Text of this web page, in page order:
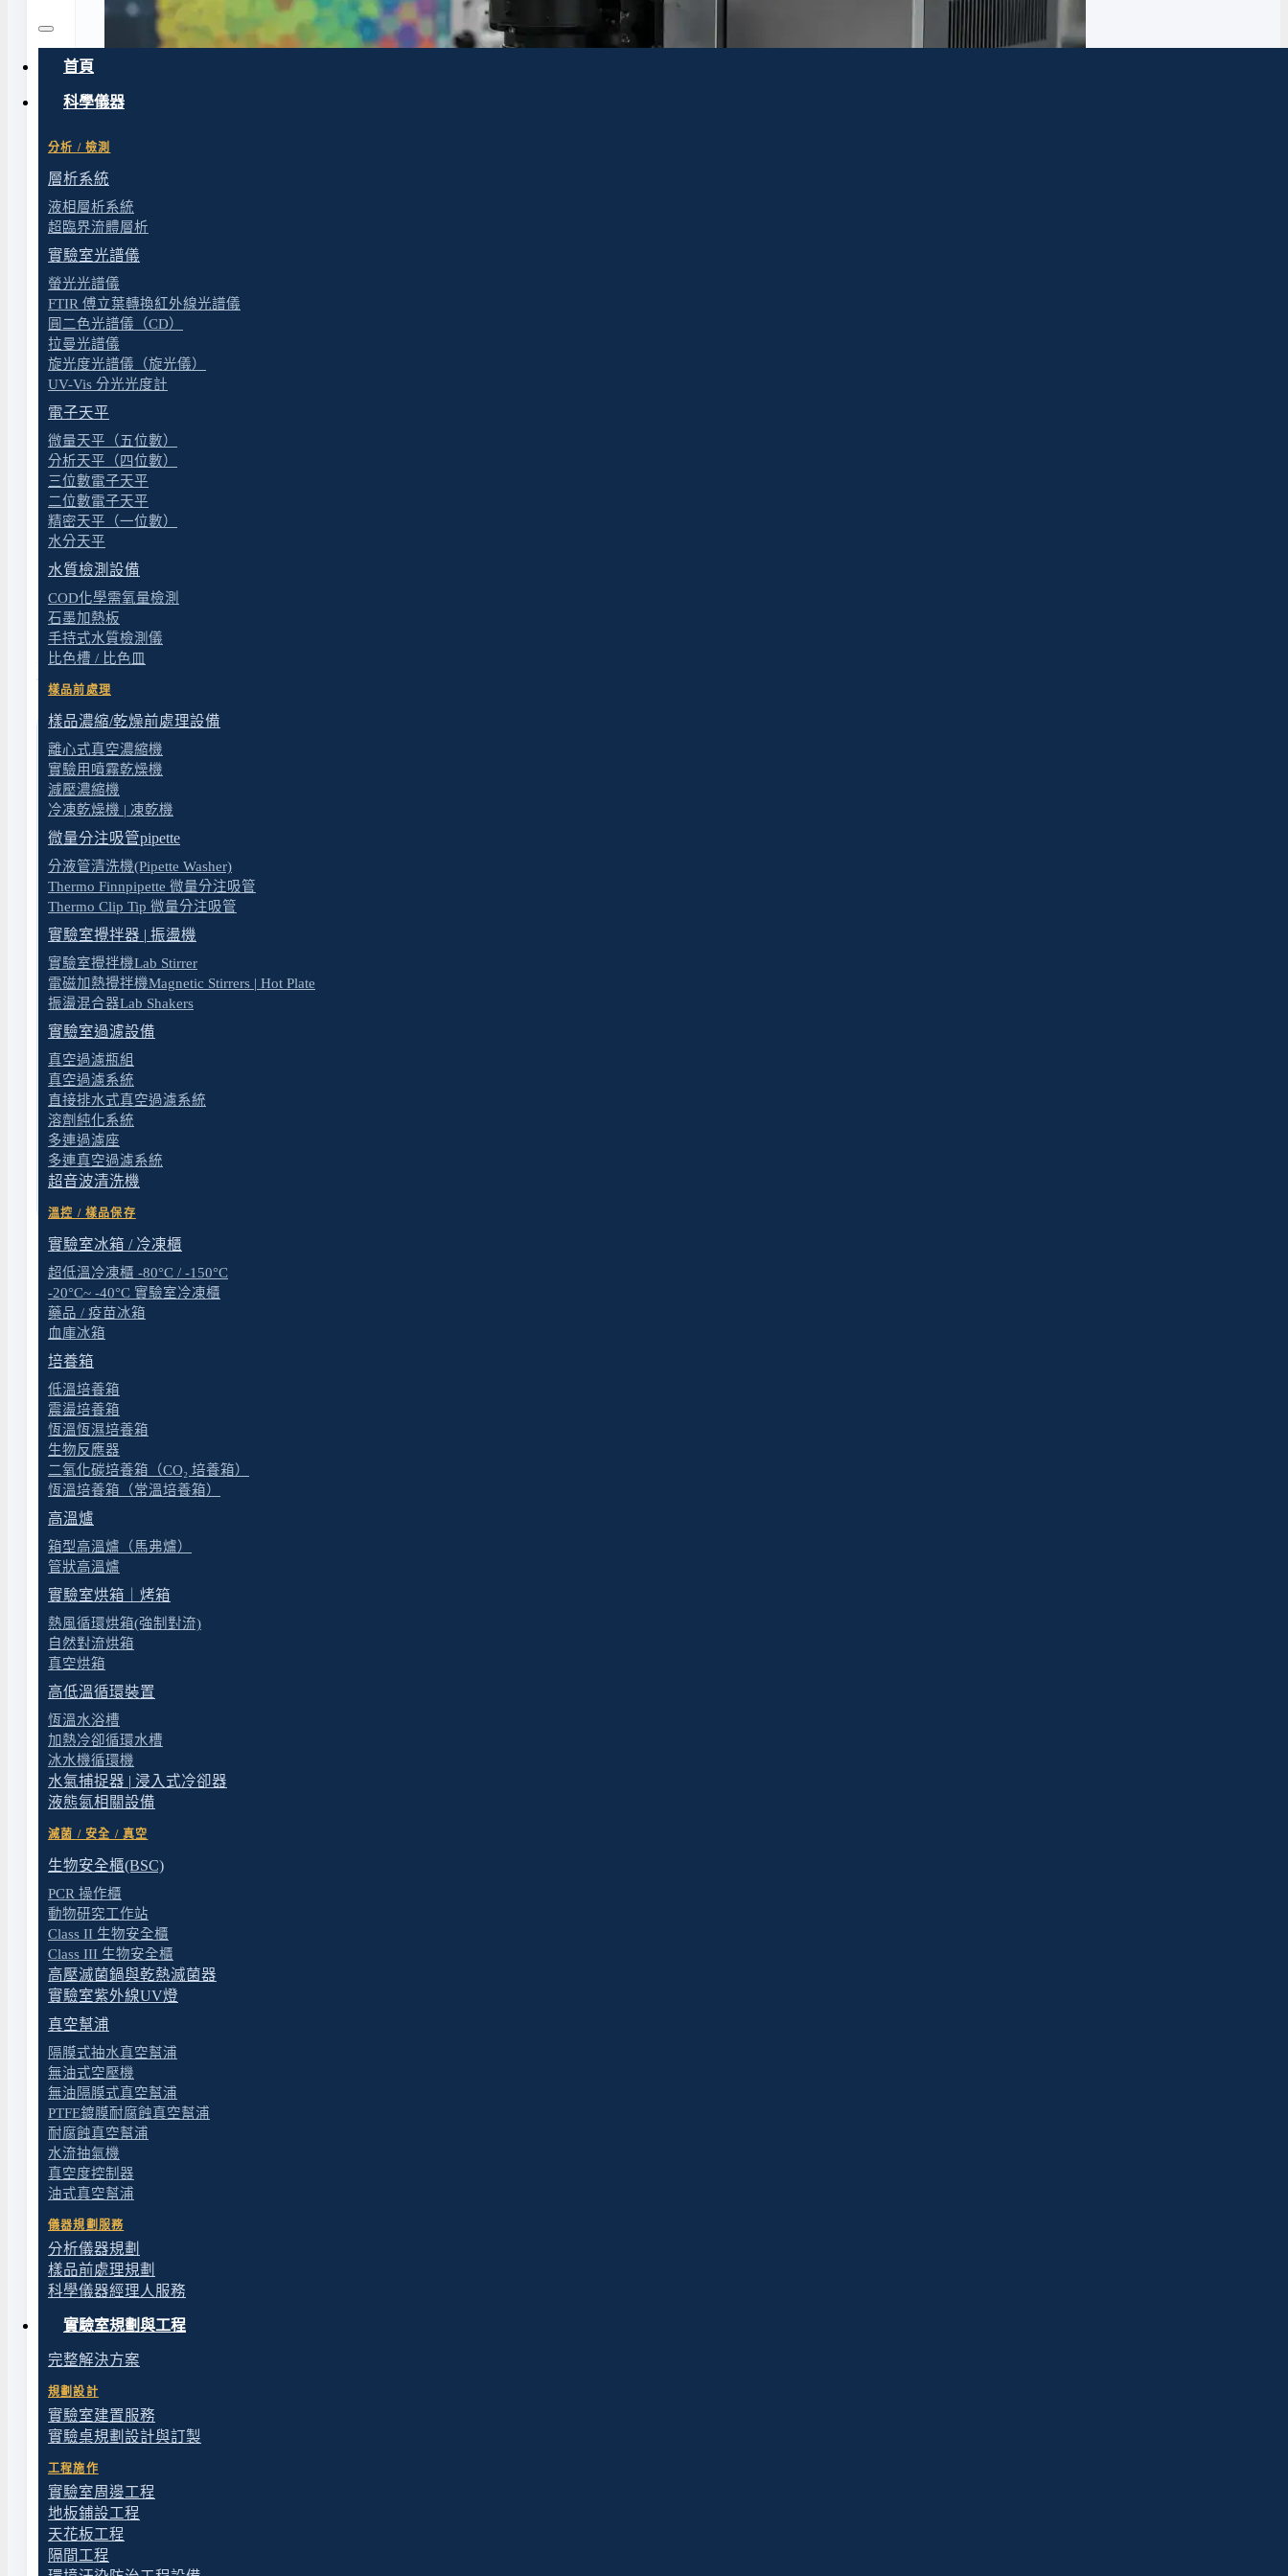
首頁
科學儀器
分析 / 檢測
層析系統
液相層析系統
超臨界流體層析
實驗室光譜儀
螢光光譜儀
FTIR 傅立葉轉換紅外線光譜儀
圓二色光譜儀（CD）
拉曼光譜儀
旋光度光譜儀（旋光儀）
UV-Vis 分光光度計
電子天平
微量天平（五位數）
分析天平（四位數）
三位數電子天平
二位數電子天平
精密天平（一位數）
水分天平
水質檢測設備
COD化學需氧量檢測
石墨加熱板
手持式水質檢測儀
比色槽 / 比色皿
樣品前處理
樣品濃縮/乾燥前處理設備
離心式真空濃縮機
實驗用噴霧乾燥機
減壓濃縮機
冷凍乾燥機 | 凍乾機
微量分注吸管pipette
分液管清洗機(Pipette Washer)
Thermo Finnpipette 微量分注吸管
Thermo Clip Tip 微量分注吸管
實驗室攪拌器 | 振盪機
實驗室攪拌機Lab Stirrer
電磁加熱攪拌機Magnetic Stirrers | Hot Plate
振盪混合器Lab Shakers
實驗室過濾設備
真空過濾瓶組
真空過濾系統
直接排水式真空過濾系統
溶劑純化系統
多連過濾座
多連真空過濾系統
超音波清洗機
溫控 / 樣品保存
實驗室冰箱 / 冷凍櫃
超低溫冷凍櫃 -80°C / -150°C
-20°C~ -40°C 實驗室冷凍櫃
藥品 / 疫苗冰箱
血庫冰箱
培養箱
低溫培養箱
震盪培養箱
恆溫恆濕培養箱
生物反應器
二氧化碳培養箱（CO₂ 培養箱）
恆溫培養箱（常溫培養箱）
高溫爐
箱型高溫爐（馬弗爐）
管狀高溫爐
實驗室烘箱｜烤箱
熱風循環烘箱(強制對流)
自然對流烘箱
真空烘箱
高低溫循環裝置
恆溫水浴槽
加熱冷卻循環水槽
冰水機循環機
水氣捕捉器 | 浸入式冷卻器
液態氮相關設備
滅菌 / 安全 / 真空
生物安全櫃(BSC)
PCR 操作櫃
動物研究工作站
Class II 生物安全櫃
Class III 生物安全櫃
高壓滅菌鍋與乾熱滅菌器
實驗室紫外線UV燈
真空幫浦
隔膜式抽水真空幫浦
無油式空壓機
無油隔膜式真空幫浦
PTFE鍍膜耐腐蝕真空幫浦
耐腐蝕真空幫浦
水流抽氣機
真空度控制器
油式真空幫浦
儀器規劃服務
分析儀器規劃
樣品前處理規劃
科學儀器經理人服務
實驗室規劃與工程
完整解決方案
規劃設計
實驗室建置服務
實驗桌規劃設計與訂製
工程施作
實驗室周邊工程
地板鋪設工程
天花板工程
隔間工程
拉曼光譜儀選購諮詢
依您的樣品型態、分析目標與場域需求,協助評估含手持式、探針式、共軛焦顯微拉曼等多種配置,匹配合適的品牌與
規格。
為什麼選擇諮詢服務,而不是直接買一台拉曼?
拉曼光譜儀的產品線比一般光譜儀更分散——三大類型(手持式、探針式、共軛焦顯微)的目標應用截然不同,雷射波長(532/785/1064
nm)選擇直接影響鑑別成功率,而不同品牌在製藥合規、塑膠分類、材料微區、製程線上等場景各有強項。單一品牌通常難以涵蓋所
型與品牌配置,並銜接安裝環境規劃與後續維護。如需了解拉曼類型、雷射波長、應用場景的技術細節,可先參考
覽。
適合什麼樣的客戶
原拓的拉曼選購諮詢服務,適合下列情境:
製藥廠原料鑑別與 cGMP QC
藥廠原物料進貨檢驗、活性藥物成分(API)鑑別、賦形劑驗證、cGMP 合規環境下的快速鑑別,需符合 USP <858>、EP 2.2.48、
JP 2.26 等藥典規範。
生技/製藥研發實驗室
藥物多形性研究、活性成分結構鑑定、配方開發、藥物-輔料交互作用分析,需要進階規格與資料庫支援。
塑膠/回收業快速分類
PE、PP、PVC、PET、PS 等塑膠原料快速鑑別,適用回收業、塑膠製造廠原料驗收、再生塑膠純度確認。
食品/農產品檢驗
食品摻偽鑑別、農藥殘留快篩、香料與調味料原料鑑別、保健食品成分驗證,適合食品 QC 與研究實驗室。
材料/半導體微區分析
半導體 FA 失效分析、薄膜表徵、應力分析、奈米材料(石墨烯、奈米碳管、二維材料)研究,需要共軛焦顯微拉曼的研究級規
格。
製程開發、PAT 過程分析
化學反應動力學線上監測、發酵製程監控、藥品結晶過程追蹤,需要探針式拉曼搭配製程設備整合。
大學研究室、研究機構、半導體公司分析中心、共用儀器中心等場域,需要規格彈性與多種應用支援。
我們提供的選購評估服務內容
拉曼選購涵蓋技術評估、合規規劃、整廠整合多個層次,以下是原拓在這個過程中可協助處理的事項:
應用需求釐清